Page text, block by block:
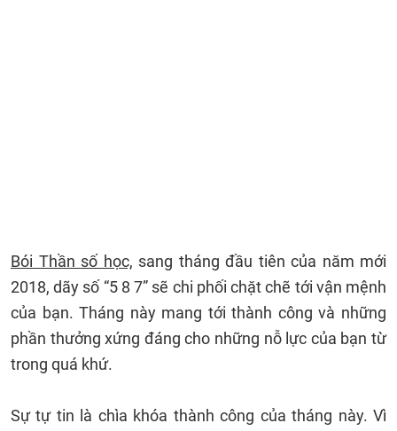
Bói Thần số học, sang tháng đầu tiên của năm mới
2018, dãy số “5 8 7” sẽ chi phối chặt chẽ tới vận mệnh
của bạn. Tháng này mang tới thành công và những
phần thưởng xứng đáng cho những nỗ lực của bạn từ
trong quá khứ.
Sự tự tin là chìa khóa thành công của tháng này. Vì